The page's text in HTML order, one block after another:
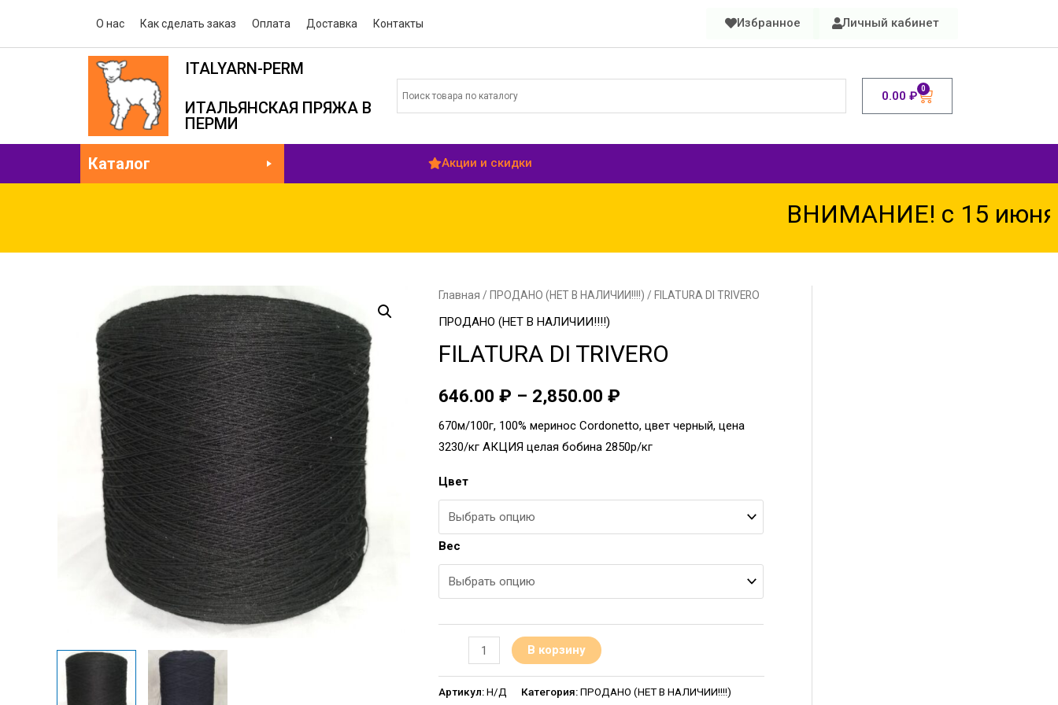
О нас Как сделать заказ Оплата Доставка Контакты Избранное Личный кабинет
ITALYARN-PERM
ИТАЛЬЯНСКАЯ ПРЯЖА В
ПЕРМИ
0.00 ₽ 0
Каталог Акции и скидки
ВНИМАНИЕ! с 15 июня
Главная / ПРОДАНО (НЕТ В НАЛИЧИИ!!!!) / FILATURA DI TRIVERO
ПРОДАНО (НЕТ В НАЛИЧИИ!!!!)
FILATURA DI TRIVERO
646.00₽ – 2,850.00₽
670м/100г, 100% меринос Cordonetto, цвет черный, цена
3230/кг АКЦИЯ целая бобина 2850р/кг
Цвет
Вес
В корзину
Артикул:Н/Д Категория:ПРОДАНО (НЕТ В НАЛИЧИИ!!!!)